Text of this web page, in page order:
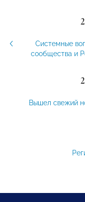
Системные
сообщества и
Вышел свежий